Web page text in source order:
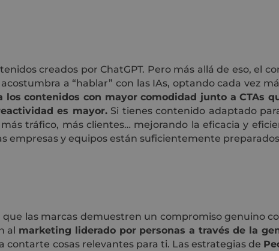
creados por ChatGPT. Pero más allá de eso, el
a “hablar” con las IAs, optando cada vez
los contenidos con mayor comodidad junto a CTAs
es mayor.Si tienes contenido adaptado
tráfico, más clientes… mejorando la eficacia y
empresas y equipos están suficientemente
las marcas demuestren un compromiso genuino
al marketing liderado por personas a través de la
cosas relevantes para ti. Las estrategias de